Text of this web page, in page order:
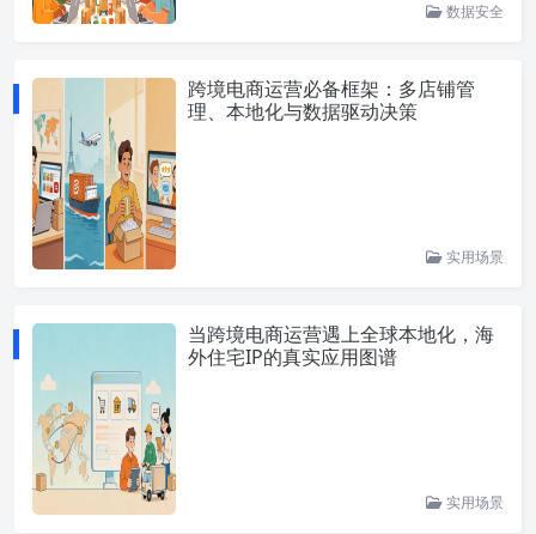
数据安全
跨境电商运营必备框架：多店铺管
理、本地化与数据驱动决策
实用场景
当跨境电商运营遇上全球本地化，海
外住宅IP的真实应用图谱
实用场景